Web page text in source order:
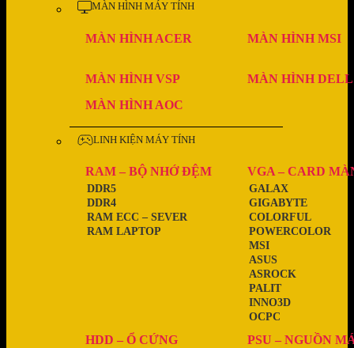
MÀN HÌNH MÁY TÍNH
MÀN HÌNH ACER MÀN HÌNH MSI
MÀN HÌNH VSP
MÀN HÌNH DELL
MÀN HÌNH AOC
LINH KIỆN MÁY TÍNH
RAM – BỘ NHỚ ĐỆM
RAM LAPTOP
RAM ECC – SEVER
DDR4
DDR5
VGA – CARD
OCPC
INNO3D
PALIT
ASROCK
ASUS
MSI
POWERCOLOR
COLORFUL
GIGABYTE
GALAX
HDD – Ổ CỨNG PSU – NGUỒN